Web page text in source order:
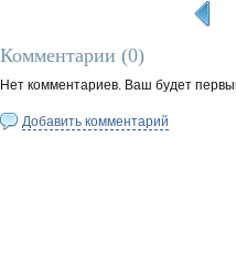
Комментарии (0)
Нет комментариев. Ваш будет
Добавить комментарий